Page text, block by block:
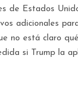
de Estados
adicionales
no está claro
si Trump la